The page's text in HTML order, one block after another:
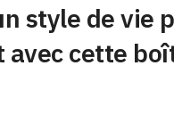
style de vie
avec cette